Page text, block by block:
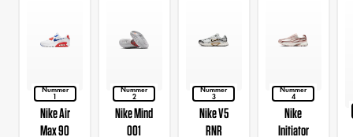
Nummer
1
Nike Air
Max 90
Nummer
2
Nike Mind
001
Nummer
3
Nike V5
RNR
Nummer
4
Nike
Initiator